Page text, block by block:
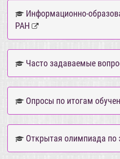
Информационно-
РАН
Часто задаваемые
Опросы по итогам
Открытая олимпиада по